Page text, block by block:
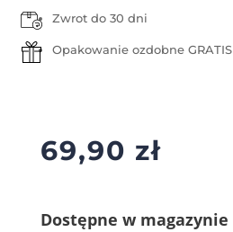
Zwrot do 30 dni
Opakowanie ozdobne GRATIS
69,90 zł
Dostępne w magazynie